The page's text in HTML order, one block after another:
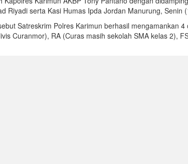
Riyadi serta Kasi Humas Ipda Jordan Manurung, Senin
Satreskrim Polres Karimun berhasil mengamankan 4
Curanmor), RA (Curas masih sekolah SMA kelas 2),